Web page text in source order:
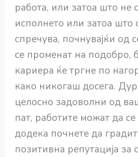
работа, или затоа што не
исполнето или затоа што
спречува, почнувајќи од
се променат на подобро,
кариера ќе тргне по
како никогаш досега.
целосно задоволни од
пат, работите можат да
додека почнете да
позитивна репутација